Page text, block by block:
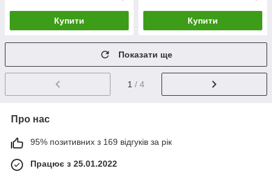
Купити Купити
Показати ще
1 / 4
Про нас
95% позитивних з 169 відгуків за рік
Працює з 25.01.2022